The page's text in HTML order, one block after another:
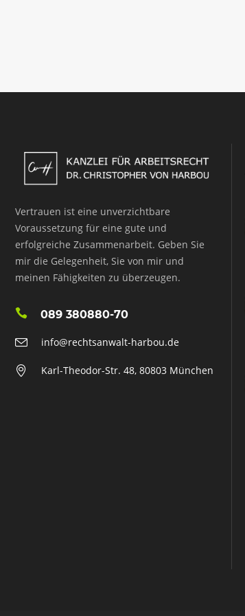
Vertrauen ist eine unverzichtbare
Voraussetzung für eine gute und
erfolgreiche Zusammenarbeit. Geben Sie
mir die Gelegenheit, Sie von mir und
meinen Fähigkeiten zu überzeugen.
089 380880-70
info@rechtsanwalt-harbou.de
Karl-Theodor-Str. 48, 80803 München